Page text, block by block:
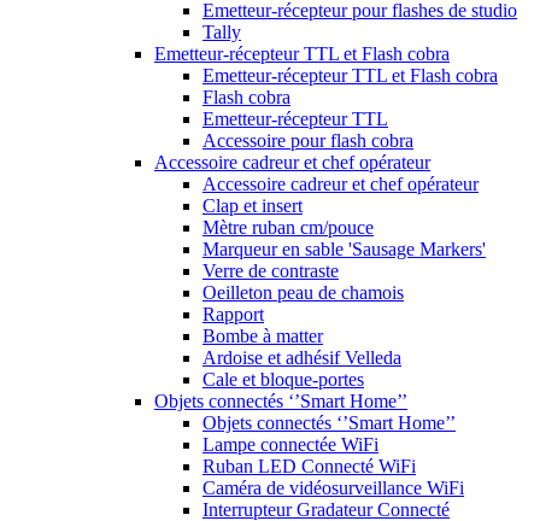
Emetteur-récepteur pour flashes de studio
Tally
Emetteur-récepteur TTL et Flash cobra
Emetteur-récepteur TTL et Flash cobra
Flash cobra
Emetteur-récepteur TTL
Accessoire pour flash cobra
Accessoire cadreur et chef opérateur
Accessoire cadreur et chef opérateur
Clap et insert
Mètre ruban cm/pouce
Marqueur en sable 'Sausage Markers'
Verre de contraste
Oeilleton peau de chamois
Rapport
Bombe à matter
Ardoise et adhésif Velleda
Cale et bloque-portes
Objets connectés ‘’Smart Home’’
Objets connectés ‘’Smart Home’’
Lampe connectée WiFi
Ruban LED Connecté WiFi
Caméra de vidéosurveillance WiFi
Interrupteur Gradateur Connecté